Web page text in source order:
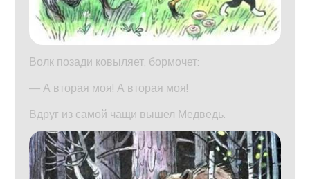
Волк позади ковыляет, бормочет:
— А вторая моя! А вторая моя!
Вдруг из самой чащи вышел Медведь.